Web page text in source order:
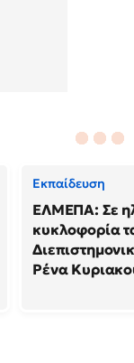
Εκπαίδευση
ΕΛΜΕΠΑ: Σε
κυκλοφορία
Ρένα